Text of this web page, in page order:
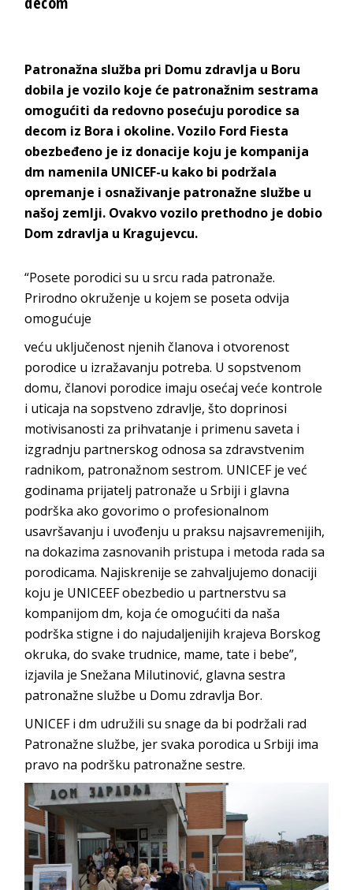
Patronažna služba pri Domu zdravlja u Boru
dobila je vozilo koje će patronažnim sestrama
omogućiti da redovno posećuju porodice sa
decom iz Bora i okoline. Vozilo Ford Fiesta
obezbeđeno je iz donacije koju je kompanija
dm namenila UNICEF-u kako bi podržala
opremanje i osnaživanje patronažne službe u
našoj zemlji. Ovakvo vozilo prethodno je dobio
Dom zdravlja u Kragujevcu.
“Posete porodici su u srcu rada patronaže.
Prirodno okruženje u kojem se poseta odvija
omogućuje
veću uključenost njenih članova i otvorenost
porodice u izražavanju potreba. U sopstvenom
domu, članovi porodice imaju osećaj veće kontrole
i uticaja na sopstveno zdravlje, što doprinosi
motivisanosti za prihvatanje i primenu saveta i
izgradnju partnerskog odnosa sa zdravstvenim
radnikom, patronažnom sestrom. UNICEF je već
godinama prijatelj patronaže u Srbiji i glavna
podrška ako govorimo o profesionalnom
usavršavanju i uvođenju u praksu najsavremenijih,
na dokazima zasnovanih pristupa i metoda rada sa
porodicama. Najiskrenije se zahvaljujemo donaciji
koju je UNICEEF obezbedio u partnerstvu sa
kompanijom dm, koja će omogućiti da naša
podrška stigne i do najudaljenijih krajeva Borskog
okruka, do svake trudnice, mame, tate i bebe”,
izjavila je Snežana Milutinović, glavna sestra
patronažne službe u Domu zdravlja Bor.
UNICEF i dm udružili su snage da bi podržali rad
Patronažne službe, jer svaka porodica u Srbiji ima
pravo na podršku patronažne sestre.